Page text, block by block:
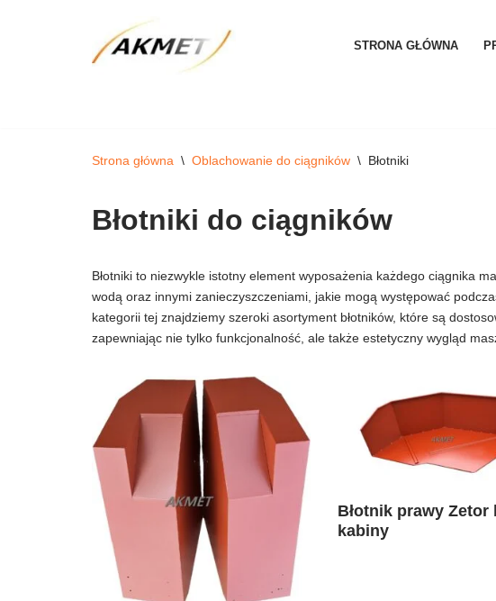
STRONA GŁÓWNA
Strona główna \ Oblachowanie do ciągników \ Błotniki
Błotniki do ciągników
Błotniki to niezwykle istotny element wyposażenia każdego ciągnika
wodą oraz innymi zanieczyszczeniami, jakie mogą występować
kategorii tej znajdziemy szeroki asortyment błotników, które są
zapewniając nie tylko funkcjonalność, ale także estetyczny wygląd
Błotnik prawy Zetor
kabiny